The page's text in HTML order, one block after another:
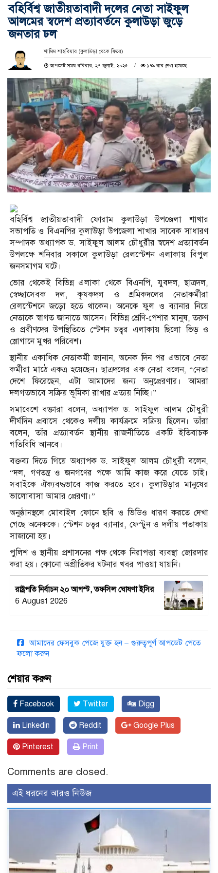
বহির্বিশ্ব জাতীয়তাবাদী দলের নেতা সাইফুল
আলমের স্বদেশ প্রত্যাবর্তনে কুলাউড়া জুড়ে
জনতার ঢল
শামিম শাহরিয়ার (কুলাউড়া থেকে ফিরে)
আপডেট সময় রবিবার, ২৭ জুলাই, ২০২৫ ১৭৯ বার দেখা হয়েছে
বহির্বিশ্ব জাতীয়তাবাদী ফোরাম কুলাউড়া উপজেলা শাখার
সভাপতি ও বিএনপির কুলাউড়া উপজেলা শাখার সাবেক সাধারণ
সম্পাদক অধ্যাপক ড. সাইফুল আলম চৌধুরীর স্বদেশ প্রত্যাবর্তন
উপলক্ষে শনিবার সকালে কুলাউড়া রেলস্টেশন এলাকায় বিপুল
জনসমাগম ঘটে।
ভোর থেকেই বিভিন্ন এলাকা থেকে বিএনপি, যুবদল, ছাত্রদল,
স্বেচ্ছাসেবক দল, কৃষকদল ও শ্রমিকদলের নেতাকর্মীরা
রেলস্টেশনে জড়ো হতে থাকেন। অনেকে ফুল ও ব্যানার নিয়ে
নেতাকে স্বাগত জানাতে আসেন। বিভিন্ন শ্রেণি-পেশার মানুষ, তরুণ
ও প্রবীণদের উপস্থিতিতে স্টেশন চত্বর এলাকায় ছিলো ভিড় ও
স্লোগানে মুখর পরিবেশ।
স্থানীয় একাধিক নেতাকর্মী জানান, অনেক দিন পর এভাবে নেতা
কর্মীরা মাঠে একত্র হয়েছেন। ছাত্রদলের এক নেতা বলেন, “নেতা
দেশে ফিরেছেন, এটা আমাদের জন্য অনুপ্রেরণার। আমরা
দলগতভাবে সক্রিয় ভূমিকা রাখার প্রত্যয় নিচ্ছি।”
সমাবেশে বক্তারা বলেন, অধ্যাপক ড. সাইফুল আলম চৌধুরী
দীর্ঘদিন প্রবাসে থেকেও দলীয় কার্যক্রমে সক্রিয় ছিলেন। তাঁরা
বলেন, তাঁর প্রত্যাবর্তন স্থানীয় রাজনীতিতে একটি ইতিবাচক
গতিবিধি আনবে।
বক্তব্য দিতে গিয়ে অধ্যাপক ড. সাইফুল আলম চৌধুরী বলেন,
“দল, গণতন্ত্র ও জনগণের পক্ষে আমি কাজ করে যেতে চাই।
সবাইকে ঐক্যবদ্ধভাবে কাজ করতে হবে। কুলাউড়ার মানুষের
ভালোবাসা আমার প্রেরণা।”
অনুষ্ঠানস্থলে মোবাইল ফোনে ছবি ও ভিডিও ধারণ করতে দেখা
গেছে অনেককে। স্টেশন চত্বর ব্যানার, ফেস্টুন ও দলীয় পতাকায়
সাজানো হয়।
পুলিশ ও স্থানীয় প্রশাসনের পক্ষ থেকে নিরাপত্তা ব্যবস্থা জোরদার
করা হয়। কোনো অপ্রীতিকর ঘটনার খবর পাওয়া যায়নি।
রাষ্ট্রপতি নির্বাচন ২০ আগস্ট, তফসিল ঘোষণা ইসির
6 August 2026
আমাদের ফেসবুক পেজে যুক্ত হন – গুরুত্বপূর্ণ আপডেট পেতে
ফলো করুন
শেয়ার করুন
Facebook Twitter Digg
Linkedin Reddit Google Plus
Pinterest Print
Comments are closed.
এই ধরনের আরও নিউজ